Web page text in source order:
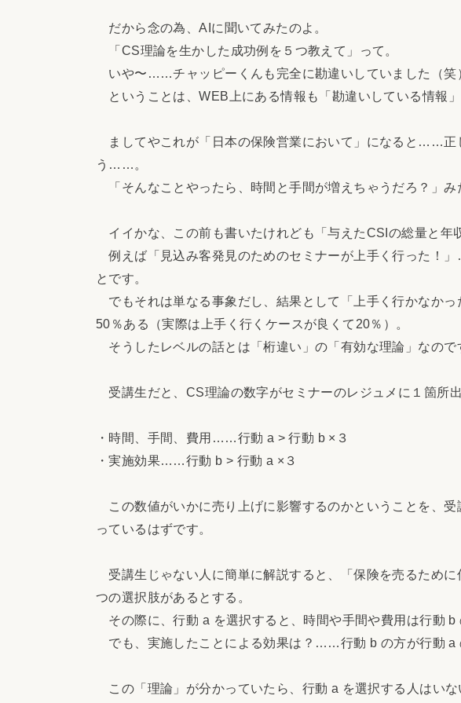
だから念の為、AIに聞いてみたのよ。
「CS理論を生かした成功例を５つ教えて」って。
いや〜……チャッピーくんも完全に勘違いしていました（笑
ということは、WEB上にある情報も「勘違いしている情報」
ましてやこれが「日本の保険営業において」になると……正
う……。
「そんなことやったら、時間と手間が増えちゃうだろ？」み
イイかな、この前も書いたけれども「与えたCSIの総量と年
例えば「見込み客発見のためのセミナーが上手く行った！
とです。
でもそれは単なる事象だし、結果として「上手く行かなか
50％ある（実際は上手く行くケースが良くて20％）。
そうしたレベルの話とは「桁違い」の「有効な理論」なので
受講生だと、CS理論の数字がセミナーのレジュメに１箇所
・時間、手間、費用……行動 a > 行動 b ×３
・実施効果……行動 b > 行動 a ×３
この数値がいかに売り上げに影響するのかということを、
っているはずです。
受講生じゃない人に簡単に解説すると、「保険を売るために
つの選択肢があるとする。
その際に、行動 a を選択すると、時間や手間や費用は行動 b
でも、実施したことによる効果は？……行動 b の方が行動 a
この「理論」が分かっていたら、行動 a を選択する人はいな